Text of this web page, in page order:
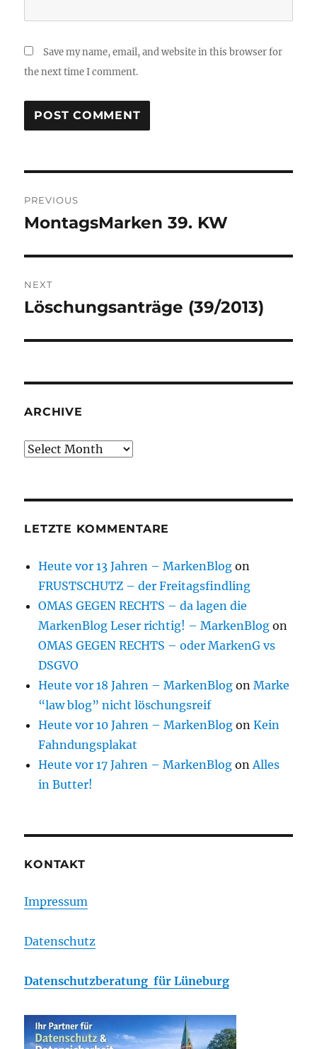
Save my name, email, and website in this browser for
the next time I comment.
navigation
PREVIOUS
Previous
MontagsMarken 39. KW
NEXT
Next
Löschungsanträge (39/2013)
ARCHIVE
Archive
LETZTE KOMMENTARE
Heute vor 13 Jahren – MarkenBlog on
FRUSTSCHUTZ – der Freitagsfindling
OMAS GEGEN RECHTS – da lagen die
MarkenBlog Leser richtig! – MarkenBlog on
OMAS GEGEN RECHTS – oder MarkenG vs
DSGVO
Heute vor 18 Jahren – MarkenBlog onMarke
“law blog” nicht löschungsreif
Heute vor 10 Jahren – MarkenBlog onKein
Fahndungsplakat
Heute vor 17 Jahren – MarkenBlog on Alles
in Butter!
KONTAKT
Impressum
Datenschutz
Datenschutzberatung für Lüneburg